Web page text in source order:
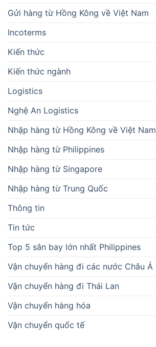
Gửi hàng từ Hồng Kông về Việt Nam
Incoterms
Kiến thức
Kiến thức ngành
Logistics
Nghệ An Logistics
Nhập hàng từ Hồng Kông về Việt Nam
Nhập hàng từ Philippines
Nhập hàng từ Singapore
Nhập hàng từ Trung Quốc
Thông tin
Tin tức
Top 5 sân bay lớn nhất Philippines
Vận chuyển hàng đi các nước Châu Á
Vận chuyển hàng đi Thái Lan
Vận chuyển hàng hóa
Vận chuyển quốc tế